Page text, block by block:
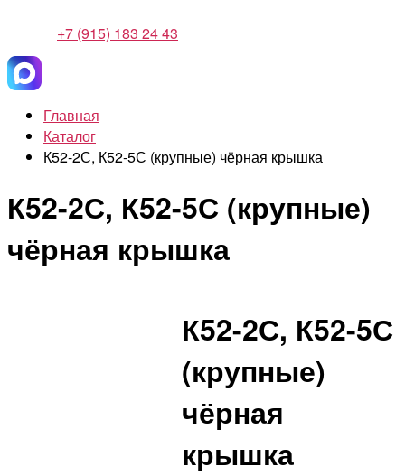
+7 (915) 183 24 43
Главная
Каталог
К52-2С, К52-5С (крупные) чёрная крышка
К52-2С, К52-5С (крупные)
чёрная крышка
К52-2С, К52-5С
(крупные)
чёрная
крышка